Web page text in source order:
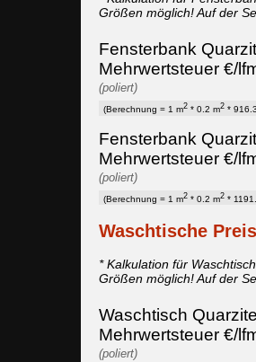
Größen möglich! Auf der
Fensterbank
Mehrwertsteuer €/
(poliert)
(Berechnung = 1 m2 * 0.2 m2 *
Fensterbank
Mehrwertsteuer €/
(poliert)
(Berechnung = 1 m2 * 0.2 m2 *
Waschtische
* Kalkulation für
Größen möglich! Auf der
Waschtisch
Mehrwertsteuer €/
(poliert)